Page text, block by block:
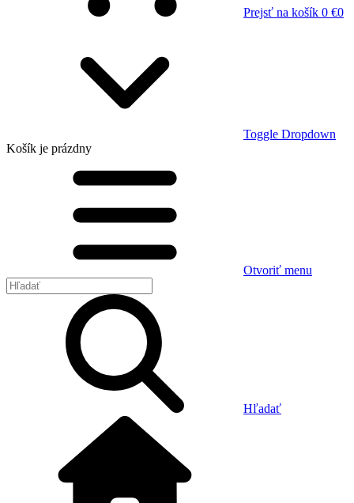
Prejsť na košík 0 €0
Toggle Dropdown
Košík je prázdny
Otvoriť menu
Hľadať